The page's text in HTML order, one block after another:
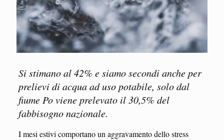
Si stimano al 42% e siamo secondi anche per
prelievi di acqua ad uso potabile, solo dal
fiume Po viene prelevato il 30,5% del
fabbisogno nazionale.
I mesi estivi comportano un aggravamento dello stress